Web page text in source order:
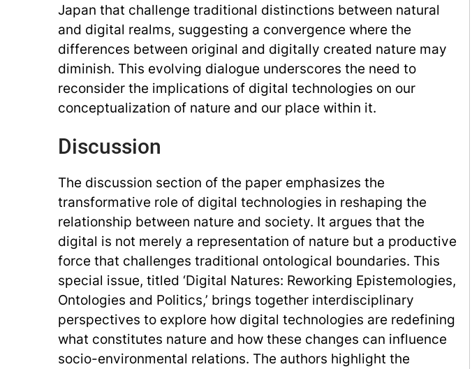
Japan that challenge traditional distinctions between natural
and digital realms, suggesting a convergence where the
differences between original and digitally created nature may
diminish. This evolving dialogue underscores the need to
reconsider the implications of digital technologies on our
conceptualization of nature and our place within it.
Discussion
The discussion section of the paper emphasizes the
transformative role of digital technologies in reshaping the
relationship between nature and society. It argues that the
digital is not merely a representation of nature but a productive
force that challenges traditional ontological boundaries. This
special issue, titled ‘Digital Natures: Reworking Epistemologies,
Ontologies and Politics,’ brings together interdisciplinary
perspectives to explore how digital technologies are redefining
what constitutes nature and how these changes can influence
socio-environmental relations. The authors highlight the